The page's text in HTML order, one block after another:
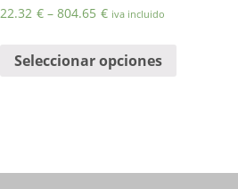
22.32 € – 804.65 € iva incluido
Seleccionar opciones
opciones